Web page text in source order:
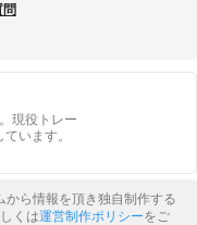
問
現役トレー
います。
ら情報を頂き独自制作する
くは運営制作ポリシーをご